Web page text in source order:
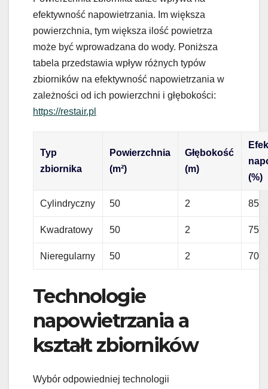
efektywność napowietrzania. Im większa
powierzchnia, tym większa ilość powietrza
może być wprowadzana do wody. Poniższa
tabela przedstawia wpływ różnych typów
zbiorników na efektywność napowietrzania w
zależności od ich powierzchni i głębokości:
https://restair.pl
Typ
zbiornika
Powierzchnia
(m²)
Głębokość
(m)
(%)
Cylindryczny 50 2 85
Kwadratowy 50 2 75
Nieregularny 50 2 70
Technologie
napowietrzania a
kształt zbiorników
Wybór odpowiedniej technologii